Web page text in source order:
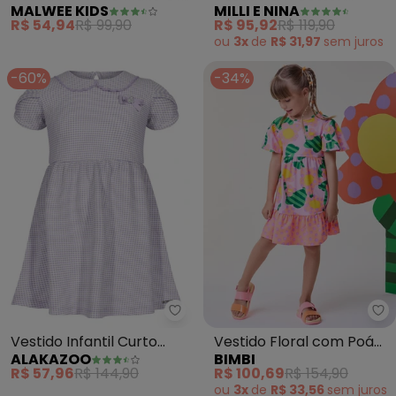
Love (Rosa Escuro)
MALWEE KIDS
R$ 54,94R$ 99,90
Penteado Pássaros
(Rosa)
MILLI E NINA
R$ 95,92R$ 119,90
ou 3x de R$ 31,97 sem juros
-60%
Alakazoo - Vestido Infantil
Vestido Infantil Curto
com Bordado e Laço
(Rosa)
ALAKAZOO
R$ 57,96R$ 144,90
-34%
Vestido Floral com Poá
(Rosa)
BIMBI
R$ 100,69R$ 154,90
ou 3x de R$ 33,56 sem juros